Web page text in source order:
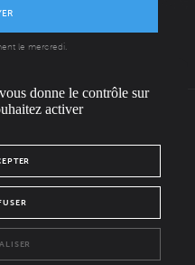
le mercredi.
donne le contrôle sur
activer